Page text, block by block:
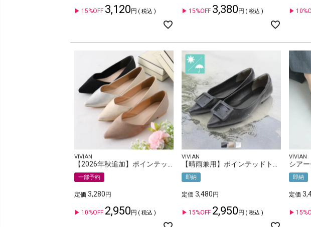
15%OFF 3,120 税込 15%OFF 3,380 税込
VIVIAN
一部予約
定価 3,280
10%OFF 2,950 税込
VIVIAN
即納
定価 3,480
15%OFF 2,950 税込
VIVIAN
即納
定価